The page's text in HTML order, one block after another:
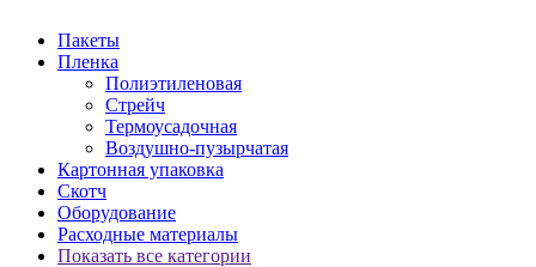
Пакеты
Пленка
Полиэтиленовая
Стрейч
Термоусадочная
Воздушно-пузырчатая
Картонная упаковка
Скотч
Оборудование
Расходные материалы
Показать все категории